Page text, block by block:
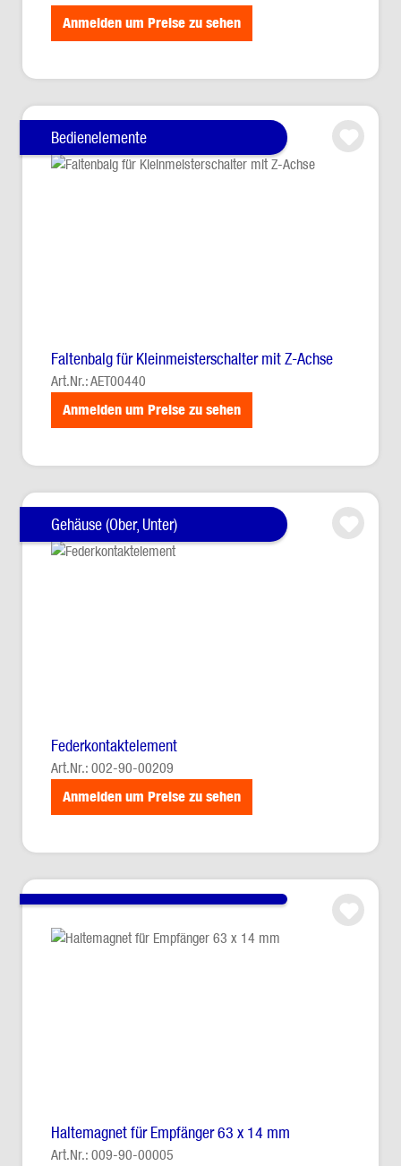
Anmelden um Preise zu sehen
Bedienelemente
Faltenbalg für Kleinmeisterschalter mit Z-Achse
Art.Nr.: AET00440
Anmelden um Preise zu sehen
Gehäuse (Ober, Unter)
Federkontaktelement
Art.Nr.: 002-90-00209
Anmelden um Preise zu sehen
Haltemagnet für Empfänger 63 x 14 mm
Art.Nr.: 009-90-00005